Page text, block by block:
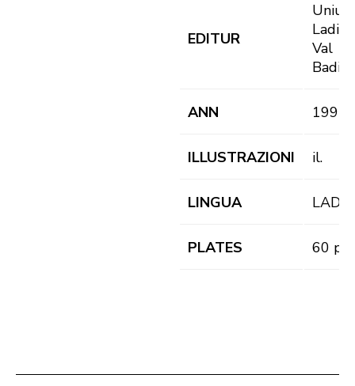
EDITUR
Uniun
Ladins
Val
Badia
ANN 1997
ILLUSTRAZIONI il.
LINGUA LAD
PLATES 60 pl.